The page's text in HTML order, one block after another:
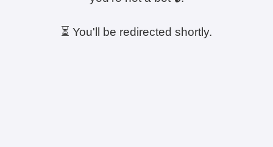
⏳ You'll be redirected shortly.